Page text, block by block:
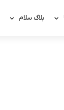
بلاگ سلام